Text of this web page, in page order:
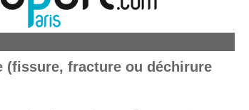
(fissure, fracture ou déchirure